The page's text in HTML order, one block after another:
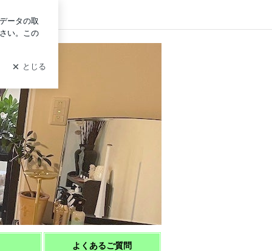
に
よくあるご質問